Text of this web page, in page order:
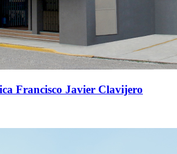
Francisco Javier Clavijero